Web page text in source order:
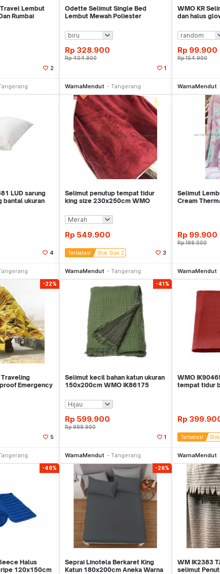
Lembut
Rumbai
2
Odette Selimut Single Bed
Lembut Mewah Poliester
Rp 328.900
Rp404.900
1
WarnaMendut Tangerang
WMO KR
dan halus
Rp 99.900
Rp154.900
WarnaMendut
LUD sarung
bantal ukuran
4
Selimut penutup tempat tidur
king size 230x250cm WMO
Rp 549.900
Terbatas! Stok Sisa 2 3
WarnaMendut Tangerang
Selimut
Cream
Rp 99.900
Rp199.000
WarnaMendut
-22%
Emergency
5
-41%
Selimut kecil bahan katun ukuran
150x200cm WMO IK86175
Rp 599.900
Rp999.900
1
WarnaMendut Tangerang
WMO
tempat tidur
Rp
Terbatas!
WarnaMendut
-48%
Halus
120x150cm
-26%
Seprai Linotela Berkaret King
Katun 180x200cm Aneka Warna
WM IK2383
selimut